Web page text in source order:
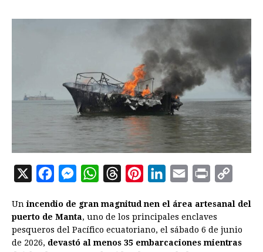
X
c
e
b
M
s
s
e
W
a
t
s
r
e
a
n
t
e
n
k
e
a
i
l
i
n
t
p
y
L
Unincendio de gran magnitud nen el área artesanal del
puerto de Manta, uno de los principales enclaves
pesqueros del Pacífico ecuatoriano, el sábado 6 de junio
de 2026, devastó al menos 35 embarcaciones mientras